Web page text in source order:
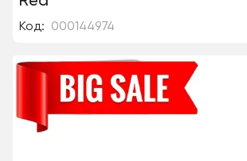
Код: 000144974